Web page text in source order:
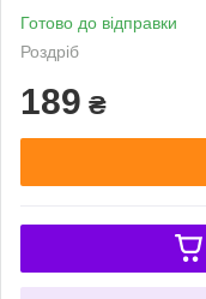
Готово до відправки
Роздріб
189 ₴